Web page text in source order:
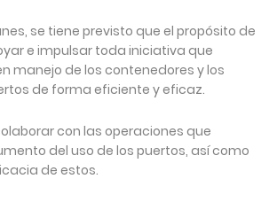
se tiene previsto que el propósito de
e impulsar toda iniciativa que
manejo de los contenedores y los
de forma eficiente y eficaz.
con las operaciones que
del uso de los puertos, así como
de estos.